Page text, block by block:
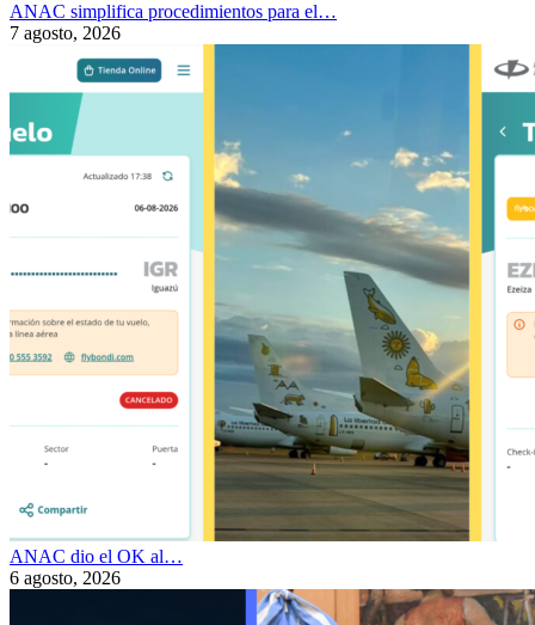
ANAC simplifica procedimientos para el…
7 agosto, 2026
ANAC dio el OK al…
6 agosto, 2026